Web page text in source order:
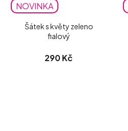
NOVINKA
Šátek s květy zeleno
fialový
290 Kč